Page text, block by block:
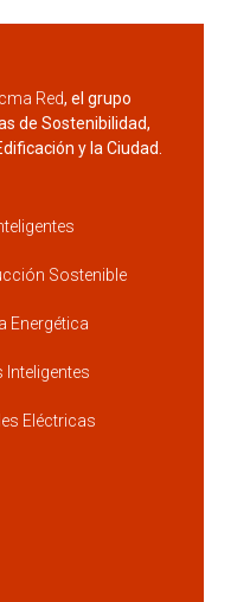
Red, el grupo
de Sostenibilidad,
y la Ciudad.
Sostenible
Energética
Inteligentes
Eléctricas